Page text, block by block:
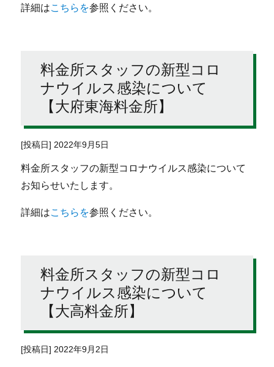
詳細はこちらを参照ください。
料金所スタッフの新型コロ
ナウイルス感染について
【大府東海料金所】
[投稿日] 2022年9月5日
料金所スタッフの新型コロナウイルス感染について
お知らせいたします。
詳細はこちらを参照ください。
料金所スタッフの新型コロ
ナウイルス感染について
【大高料金所】
[投稿日] 2022年9月2日